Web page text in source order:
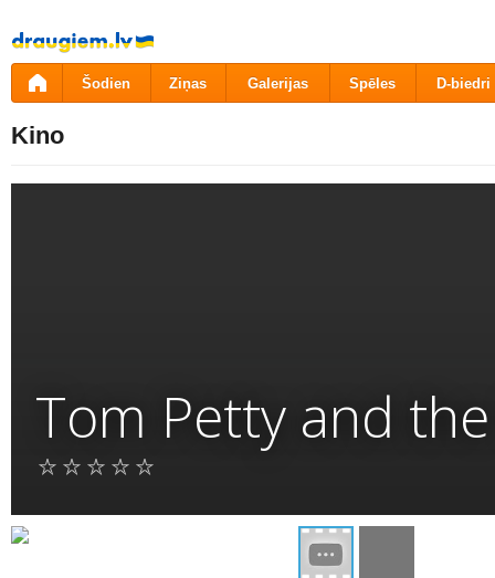
Pāriet
uz
saturu
Šodien Ziņas Galerijas Spēles D-biedri
Kino
Tom Petty and